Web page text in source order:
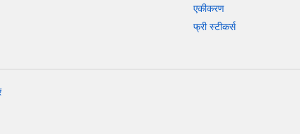
एकीकरण
फ्री स्टीकर्स